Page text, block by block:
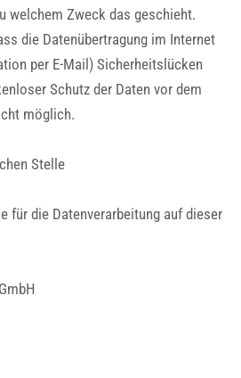
welchem Zweck das geschieht.
die Datenübertragung im Internet
per E-Mail) Sicherheitslücken
Schutz der Daten vor dem
möglich.
Stelle
für die Datenverarbeitung auf dieser